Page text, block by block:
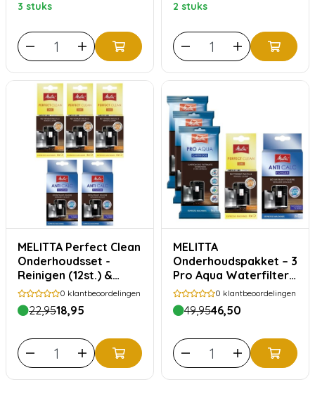
3 stuks 2 stuks
MELITTA Perfect Clean
Onderhoudsset -
Reinigen (12st.) &
Ontkalken (4st.)
0 klantbeoordelingen
22,9518,95
MELITTA
Onderhoudspakket – 3
Pro Aqua Waterfilters,
Anti Calc & Perfect
Clean
0 klantbeoordelingen
49,9546,50